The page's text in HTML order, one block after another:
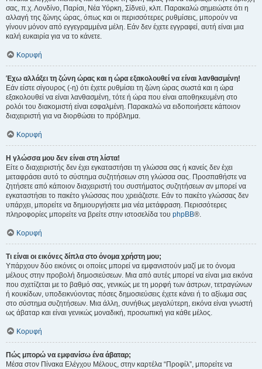
σας, π.χ. Λονδίνο, Παρίσι, Νέα Υόρκη, Σίδνεϋ, κλπ. Παρακαλώ σημειώστε ότι η
αλλαγή της ζώνης ώρας, όπως και οι περισσότερες ρυθμίσεις, μπορούν να
γίνουν μόνον από εγγεγραμμένα μέλη. Εάν δεν έχετε εγγραφεί, αυτή είναι μια
καλή ευκαιρία για να το κάνετε.
Κορυφή
Έχω αλλάξει τη ζώνη ώρας και η ώρα εξακολουθεί να είναι λανθασμένη!
Εάν είστε σίγουρος (-η) ότι έχετε ρυθμίσει τη ζώνη ώρας σωστά και η ώρα
εξακολουθεί να είναι λανθασμένη, τότε ή ώρα που είναι αποθηκευμένη στο
ρολόι του διακομιστή είναι εσφαλμένη. Παρακαλώ να ειδοποιήσετε κάποιον
διαχειριστή για να διορθώσει το πρόβλημα.
Κορυφή
Η γλώσσα μου δεν είναι στη λίστα!
Είτε ο διαχειριστής δεν έχει εγκαταστήσει τη γλώσσα σας ή κανείς δεν έχει
μεταφράσει αυτό το σύστημα συζητήσεων στη γλώσσα σας. Προσπαθήστε να
ζητήσετε από κάποιον διαχειριστή του συστήματος συζητήσεων αν μπορεί να
εγκαταστήσει το πακέτο γλώσσας που χρειάζεστε. Εάν το πακέτο γλώσσας δεν
υπάρχει, μπορείτε να δημιουργήσετε μια νέα μετάφραση. Περισσότερες
πληροφορίες μπορείτε να βρείτε στην ιστοσελίδα του phpBB®.
Κορυφή
Τι είναι οι εικόνες δίπλα στο όνομα χρήστη μου;
Υπάρχουν δύο εικόνες οι οποίες μπορεί να εμφανιστούν μαζί με το όνομα
μέλους στην προβολή δημοσιεύσεων. Μια από αυτές μπορεί να είναι μια εικόνα
που σχετίζεται με το βαθμό σας, γενικώς με τη μορφή των άστρων, τετραγώνων
ή κουκίδων, υποδεικνύοντας πόσες δημοσιεύσεις έχετε κάνει ή το αξίωμα σας
στο σύστημα συζητήσεων. Μια άλλη, συνήθως μεγαλύτερη, εικόνα είναι γνωστή
ως άβαταρ και είναι γενικώς μοναδική, προσωπική για κάθε μέλος.
Κορυφή
Πώς μπορώ να εμφανίσω ένα άβαταρ;
Μέσα στον Πίνακα Ελέγχου Μέλους, στην καρτέλα “Προφίλ”, μπορείτε να